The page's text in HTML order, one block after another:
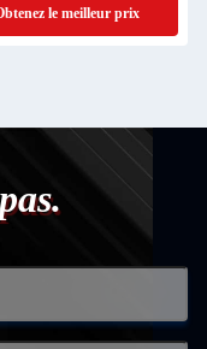
le meilleur prix